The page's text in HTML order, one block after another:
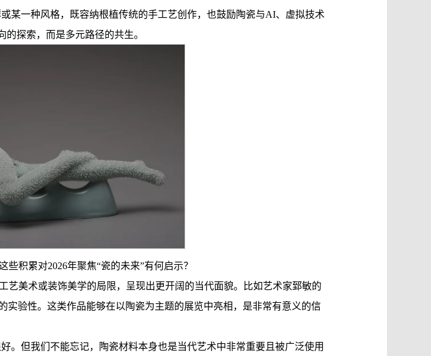
某一种风格，既容纳根植传统的手工艺创作，也鼓励陶瓷与AI、虚拟技术
探索，而是多元路径的共生。
积累对2026年聚焦“瓷的未来”有何启示？
美术或装饰美学的局限，呈现出更开阔的当代面貌。比如艺术家郅敏的
验性。这类作品能够在以陶瓷为主题的展览中亮相，是非常有意义的信
。但我们不能忘记，陶瓷材料本身也是当代艺术中非常重要且被广泛使用